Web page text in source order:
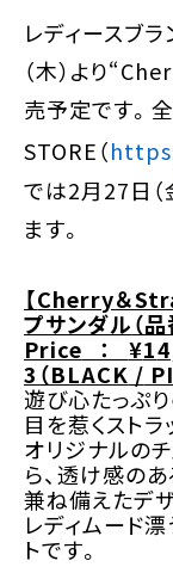
レディースブラ
（木）より“
売予定です。
STORE（
では2月27日
ます。
【Cherry＆
プサンダル（品
Price ： ¥1
3 （BLACK /
遊び心たっぷ
目を惹くスト
オリジナルの
ら、透け感の
兼ね備えたデ
レディムード
トです。